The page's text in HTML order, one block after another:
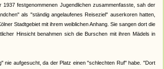
festgenommenen Jugendlichen zusammenfasste, sah der
als "ständig angelaufenes Reiseziel" auserkoren hatten,
Stadtgebiet mit ihrem weiblichen Anhang. Sie sangen dort die
Hinsicht benahmen sich die Burschen mit ihren Mädels in
nie aufgesucht, da der Platz einen "schlechten Ruf" habe. "Dort